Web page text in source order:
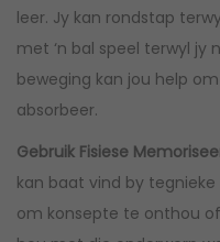
leer. Jy kan rondstap
met ‘n bal speel terwyl jy
beweging kan jou help
absorbeer.
Gebruik Fisiese
kan baat vind by
om konsepte te onthou